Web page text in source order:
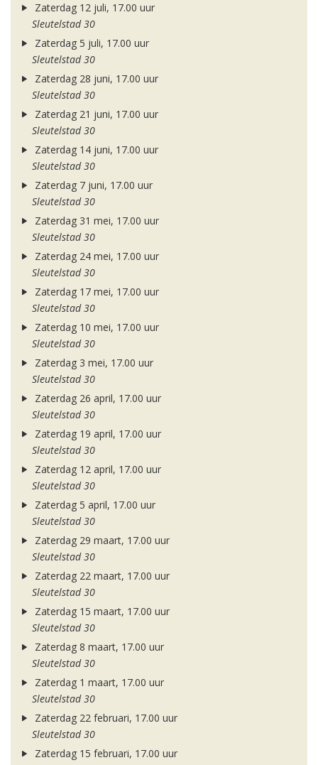
Zaterdag 12 juli, 17.00 uur
Sleutelstad 30
Zaterdag 5 juli, 17.00 uur
Sleutelstad 30
Zaterdag 28 juni, 17.00 uur
Sleutelstad 30
Zaterdag 21 juni, 17.00 uur
Sleutelstad 30
Zaterdag 14 juni, 17.00 uur
Sleutelstad 30
Zaterdag 7 juni, 17.00 uur
Sleutelstad 30
Zaterdag 31 mei, 17.00 uur
Sleutelstad 30
Zaterdag 24 mei, 17.00 uur
Sleutelstad 30
Zaterdag 17 mei, 17.00 uur
Sleutelstad 30
Zaterdag 10 mei, 17.00 uur
Sleutelstad 30
Zaterdag 3 mei, 17.00 uur
Sleutelstad 30
Zaterdag 26 april, 17.00 uur
Sleutelstad 30
Zaterdag 19 april, 17.00 uur
Sleutelstad 30
Zaterdag 12 april, 17.00 uur
Sleutelstad 30
Zaterdag 5 april, 17.00 uur
Sleutelstad 30
Zaterdag 29 maart, 17.00 uur
Sleutelstad 30
Zaterdag 22 maart, 17.00 uur
Sleutelstad 30
Zaterdag 15 maart, 17.00 uur
Sleutelstad 30
Zaterdag 8 maart, 17.00 uur
Sleutelstad 30
Zaterdag 1 maart, 17.00 uur
Sleutelstad 30
Zaterdag 22 februari, 17.00 uur
Sleutelstad 30
Zaterdag 15 februari, 17.00 uur